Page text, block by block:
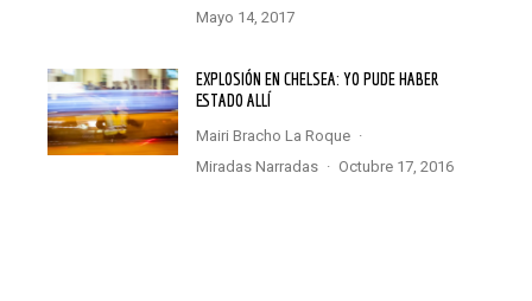
mayo 14, 2017
EXPLOSIÓN EN CHELSEA: YO PUDE HABER
ESTADO ALLÍ
Mairi Bracho La Roque ·
Miradas Narradas · octubre 17, 2016